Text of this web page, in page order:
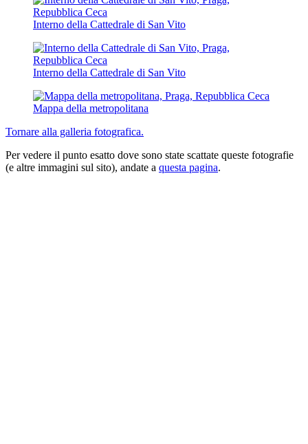
Interno della Cattedrale di San Vito
Interno della Cattedrale di San Vito
Mappa della metropolitana
Tornare alla galleria fotografica.
Per vedere il punto esatto dove sono state scattate queste fotografie
(e altre immagini sul sito), andate a questa pagina.